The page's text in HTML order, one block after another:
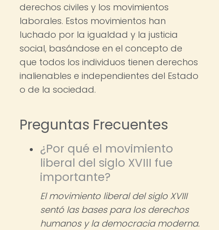
derechos civiles y los movimientos
laborales. Estos movimientos han
luchado por la igualdad y la justicia
social, basándose en el concepto de
que todos los individuos tienen derechos
inalienables e independientes del Estado
o de la sociedad.
Preguntas Frecuentes
¿Por qué el movimiento
liberal del siglo XVIII fue
importante?
El movimiento liberal del siglo XVIII
sentó las bases para los derechos
humanos y la democracia moderna.